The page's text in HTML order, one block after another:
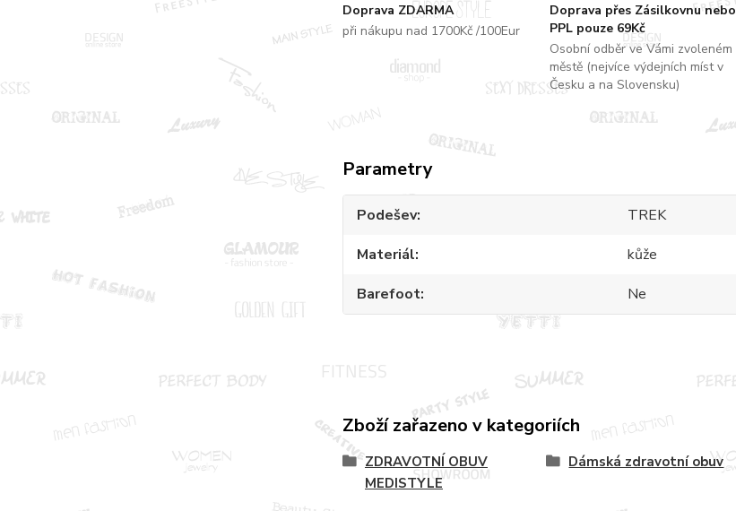
Doprava ZDARMA
při nákupu nad 1700Kč /100Eur
Doprava přes Zásilkovnu nebo
PPL pouze 69Kč
Osobní odběr ve Vámi zvoleném
městě (nejvíce výdejních míst v
Česku a na Slovensku)
Parametry
Podešev
TREK
Materiál
kůže
Barefoot
Ne
Zboží zařazeno v kategoriích
ZDRAVOTNÍ OBUV
MEDISTYLE
Dámská zdravotní obuv